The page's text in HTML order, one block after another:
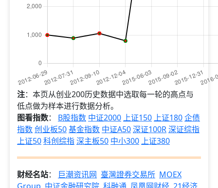
注：本页从创业200历史数据中选取每一轮的高点与
低点做为样本进行数据分析。
图看指数： B股指数 中证2000 上证150 上证180企债
指数创业板50基金指数 中证A50深证100R深证综指
上证50科创综指深主板50 中小300 上证380
财经名站： 巨潮资讯网 臺灣證券交易所 MOEX